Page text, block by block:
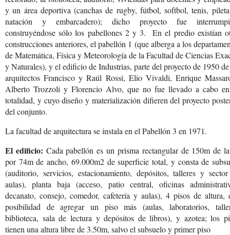
y un área deportiva (canchas de rugby, fútbol, softbol, tenis,
natación y embarcadero); dicho proyecto fue
construyéndose sólo los pabellones 2 y 3. En el predio existían
construcciones anteriores, el pabellón 1 (que alberga a los
de Matemática, Física y Meteorología de la Facultad de Ciencias
y Naturales), y el edificio de Industrias, parte del proyecto de 1950
arquitectos Francisco y Raúl Rossi, Elio Vivaldi, Enrique
Alberto Trozzoli y Florencio Alvo, que no fue llevado a cabo
totalidad, y cuyo diseño y materialización difieren del proyecto
del conjunto.
La facultad de arquitectura se instala en el Pabellón 3 en 1971.
El edificio: Cada pabellón es un prisma rectangular de 150m de
por 74m de ancho, 69.000m2 de superficie total, y consta de
(auditorio, servicios, estacionamiento, depósitos, talleres y
aulas), planta baja (acceso, patiocentral, oficinas
decanato, consejo, comedor, cafetería y aulas), 4 pisos de altura,
posibilidad de agregar un piso más (aulas, laboratorios,
biblioteca, sala de lectura y depósitos de libros), y azotea; los
tienen una altura libre de 3.50m, salvoel subsuelo y primer piso